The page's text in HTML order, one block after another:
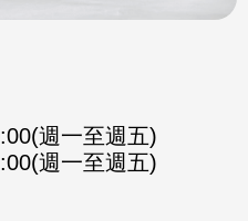
週一至週五)
週一至週五)